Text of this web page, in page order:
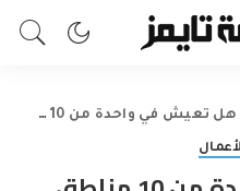
هل تعيش في واحدة من 10 مناطق بريطانيا حيث يقود الناس أقدم السيارات؟